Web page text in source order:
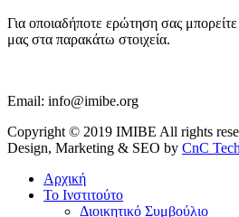
Για οποιαδήποτε ερώτηση σας
μας στα παρακάτω στοιχεία.
Email: info@imibe.org
Copyright © 2019 IMIBE All rights
Design, Marketing & SEO by CnC Tech
Αρχική
Το Ινστιτούτο
Διοικητικό Συμβούλιο